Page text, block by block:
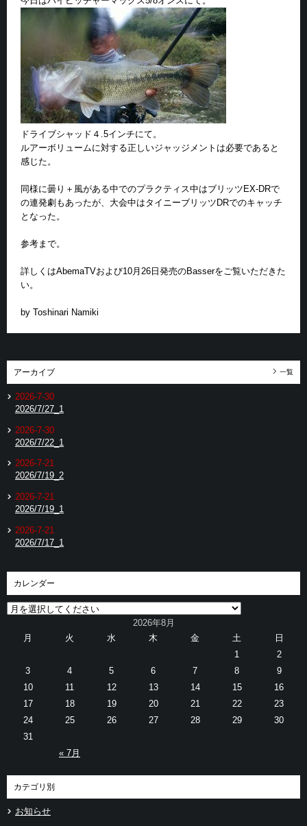
ドライブシャッド４.5インチにて。
ルアーボリュームに対する正しいジャッジメントは必要であると
感じた。
同様に曇り＋風がある中でのプラクティス中はブリッツEX-DRで
の連発劇もあったが、大会中はタイニーブリッツDRでのキャッチ
となった。
参考まで。
詳しくはAbemaTVおよび10月26日発売のBasserをご覧いただきた
い。
by Toshinari Namiki
アーカイブ 一覧
2026-7-30
2026/7/27_1
2026-7-30
2026/7/22_1
2026-7-21
2026/7/19_2
2026-7-21
2026/7/19_1
2026-7-21
2026/7/17_1
カレンダー
2026年8月
月
火 水 木 金 土 日
« 7月
1
2
3
4 5 6 7 8
9
10
11 12 13 14 15
16
17
18 19 20 21 22
23
24
25 26 27 28 29
30
31
カテゴリ別
お知らせ